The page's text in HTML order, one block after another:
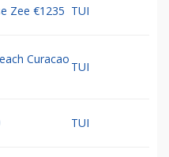
Zee €1235 TUI
Curacao
TUI
TUI